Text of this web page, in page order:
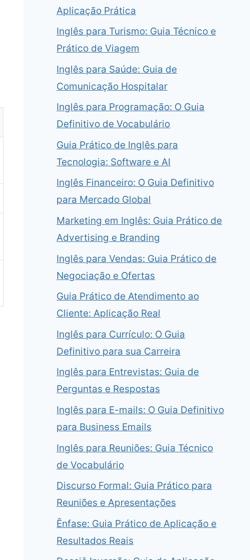
Aplicação Prática
Inglês para Turismo: Guia Técnico e
Prático de Viagem
Inglês para Saúde: Guia de
Comunicação Hospitalar
Inglês para Programação: O Guia
Definitivo de Vocabulário
Guia Prático de Inglês para
Tecnologia: Software e AI
Inglês Financeiro: O Guia Definitivo
para Mercado Global
Marketing em Inglês: Guia Prático de
Advertising e Branding
Inglês para Vendas: Guia Prático de
Negociação e Ofertas
Guia Prático de Atendimento ao
Cliente: Aplicação Real
Inglês para Currículo: O Guia
Definitivo para sua Carreira
Inglês para Entrevistas: Guia de
Perguntas e Respostas
Inglês para E-mails: O Guia Definitivo
para Business Emails
Inglês para Reuniões: Guia Técnico
de Vocabulário
Discurso Formal: Guia Prático para
Reuniões e Apresentações
Ênfase: Guia Prático de Aplicação e
Resultados Reais